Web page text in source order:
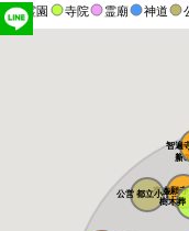
霊園 寺院 霊廟 神道
新
や
智遍
東本願寺
公営 都立小平...
樹木